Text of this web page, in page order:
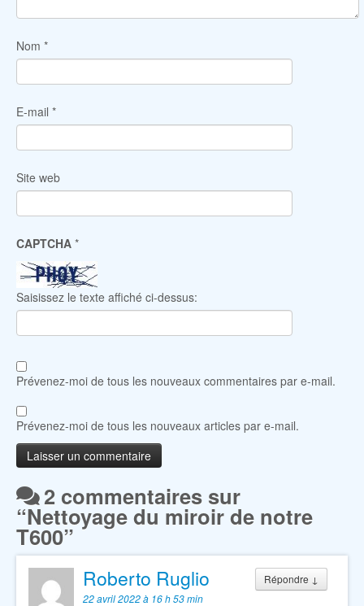
Nom *
E-mail *
Site web
CAPTCHA *
Saisissez le texte affiché ci-dessus:
Prévenez-moi de tous les nouveaux commentaires par e-mail.
Prévenez-moi de tous les nouveaux articles par e-mail.
2 commentaires sur
“Nettoyage du miroir de notre
T600”
Répondre ↓
Roberto Ruglio
22 avril 2022 à 16 h 53 min